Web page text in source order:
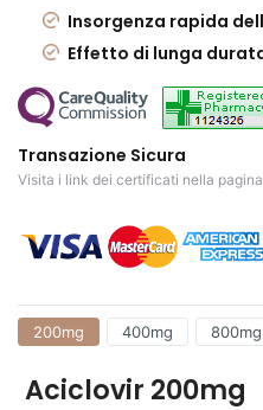
Insorgenza rapida
Effetto di lunga
Transazione Sicura
Visita i link dei certificati nella
200mg 400mg 800mg
Aciclovir 200mg